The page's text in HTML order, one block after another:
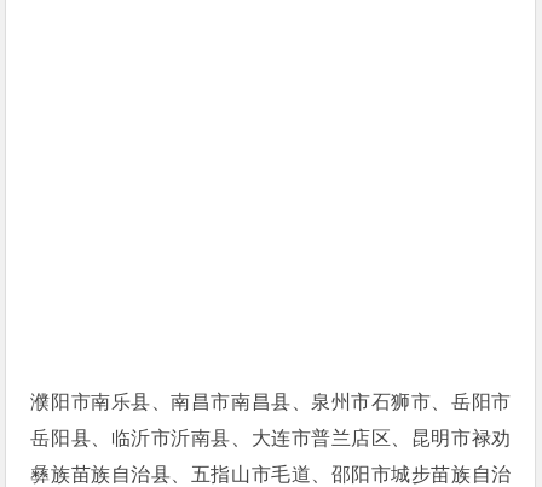
濮阳市南乐县、南昌市南昌县、泉州市石狮市、岳阳市
岳阳县、临沂市沂南县、大连市普兰店区、昆明市禄劝
彝族苗族自治县、五指山市毛道、邵阳市城步苗族自治